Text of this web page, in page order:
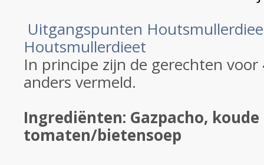
Uitgangspunten
Houtsmullerdieet
In principe zijn de gerechten
anders vermeld.
Ingrediënten: Gazpacho, koude
tomaten/bietensoep